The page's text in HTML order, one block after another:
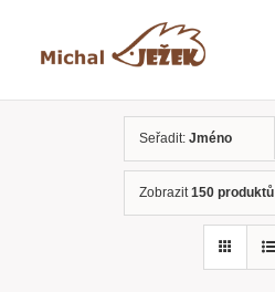
Seřadit: Jméno
Zobrazit150 produktů